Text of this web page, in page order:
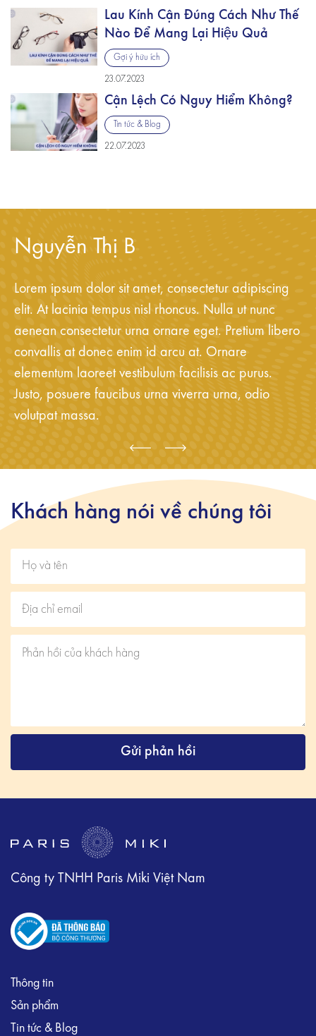
Lau Kính Cận Đúng Cách Như Thế
Nào Để Mang Lại Hiệu Quả
Gợi ý hữu ích
23.07.2023
Cận Lệch Có Nguy Hiểm Không?
Tin tức & Blog
22.07.2023
Nguyễn Thị B
Lorem ipsum dolor sit amet, consectetur adipiscing
elit. At lacinia tempus nisl rhoncus. Nulla ut nunc
aenean consectetur urna ornare eget. Pretium libero
convallis at donec enim id arcu at. Ornare
elementum laoreet vestibulum facilisis ac purus.
Justo, posuere faucibus urna viverra urna, odio
volutpat massa.
Khách hàng nói về chúng tôi
Gửi phản hồi
Công ty TNHH Paris Miki Việt Nam
Thông tin
Sản phẩm
Tin tức & Blog